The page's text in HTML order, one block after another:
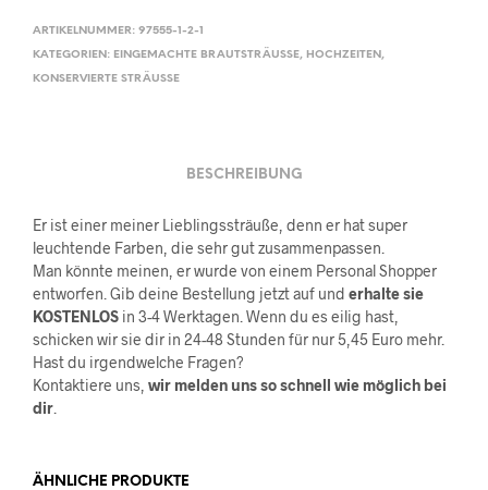
ARTIKELNUMMER: 97555-1-2-1
KATEGORIEN: EINGEMACHTE BRAUTSTRÄUSSE , HOCHZEITEN ,
KONSERVIERTE STRÄUSSE
BESCHREIBUNG
Er ist einer meiner Lieblingssträuße, denn er hat super
leuchtende Farben, die sehr gut zusammenpassen.
Man könnte meinen, er wurde von einem Personal Shopper
entworfen. Gib deine Bestellung jetzt auf und erhalte sie
KOSTENLOS in 3-4 Werktagen. Wenn du es eilig hast,
schicken wir sie dir in 24-48 Stunden für nur 5,45 Euro mehr.
Hast du irgendwelche Fragen?
Kontaktiere uns, wir melden uns so schnell wie möglich bei
dir
ÄHNLICHE PRODUKTE